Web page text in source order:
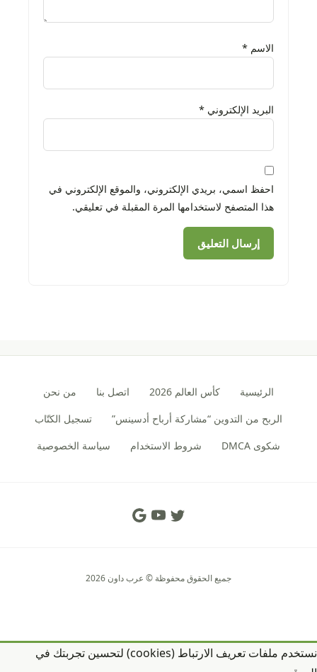
الاسم *
البريد الإلكتروني *
احفظ اسمي، بريدي الإلكتروني، والموقع الإلكتروني في
هذا المتصفح لاستخدامها المرة المقبلة في تعليقي.
الرئيسية كأس العالم 2026 اتصل بنا
من نحن
الربح من التدوين “مشاركة أرباح أدسينس”
تسجيل الكتّاب
شكوى DMCA
شروط الاستخدام سياسة الخصوصية
Social Links
جميع الحقوق محفوظة © عرب داون 2026
نستخدم ملفات تعريف الارتباط (cookies) لتحسين تجربتك في